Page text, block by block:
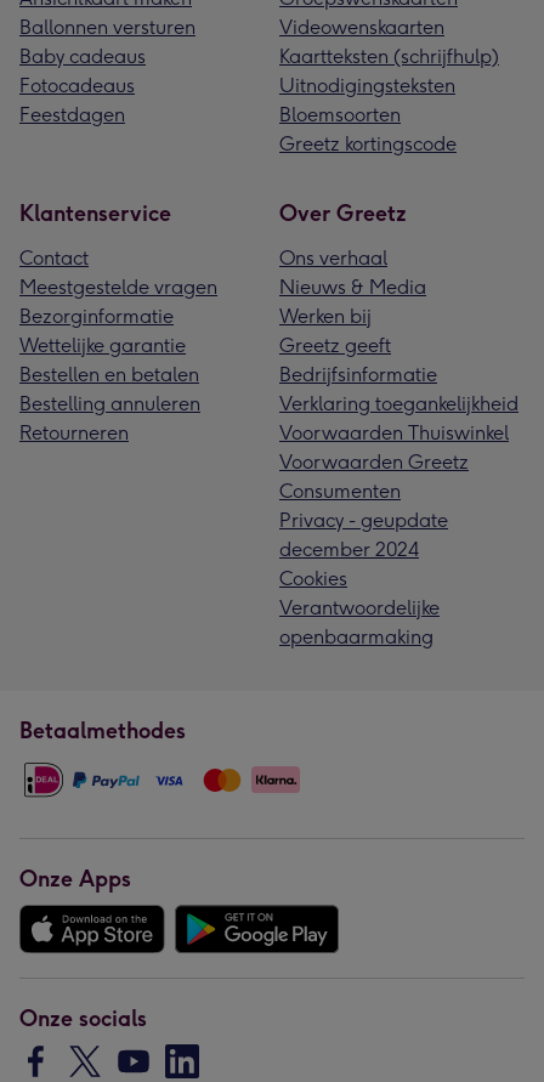
Ballonnen versturen
Baby cadeaus
Fotocadeaus
Feestdagen
Videowenskaarten
Kaartteksten (schrijfhulp)
Uitnodigingsteksten
Bloemsoorten
Greetz kortingscode
Klantenservice
Contact
Meestgestelde vragen
Bezorginformatie
Wettelijke garantie
Bestellen en betalen
Bestelling annuleren
Retourneren
Over Greetz
Ons verhaal
Nieuws & Media
Werken bij
Greetz geeft
Bedrijfsinformatie
Verklaring toegankelijkheid
Voorwaarden Thuiswinkel
Voorwaarden Greetz
Consumenten
Privacy - geupdate
december 2024
Cookies
Verantwoordelijke
openbaarmaking
Betaalmethodes
Onze Apps
Onze socials